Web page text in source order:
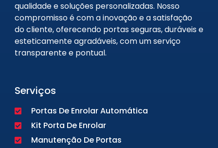
qualidade e soluções personalizadas. Nosso
compromisso é com a inovação e a satisfação
do cliente, oferecendo portas seguras, duráveis e
esteticamente agradáveis, com um serviço
transparente e pontual.
Serviços
Portas De Enrolar Automática
Kit Porta De Enrolar
Manutenção De Portas